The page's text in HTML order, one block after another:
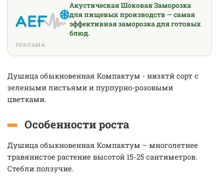
Акустическая Шоковая Заморозка
для пищевых производств — самая
эффективная заморозка для готовых
блюд.
РЕКЛАМА
Душица обыкновенная Компактум - низктй сорт с
зелеными листьями и пурпурно-розовыми
цветками.
Особенности роста
Душица обыкновенная Компактум – многолетнее
травянистое растение высотой 15-25 сантиметров.
Стебли ползучие.